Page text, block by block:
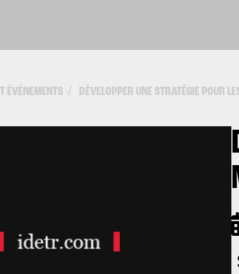
ÉVÉNEMENTS ▪ DÉVELOPPER UNE STRATÉGIE POUR